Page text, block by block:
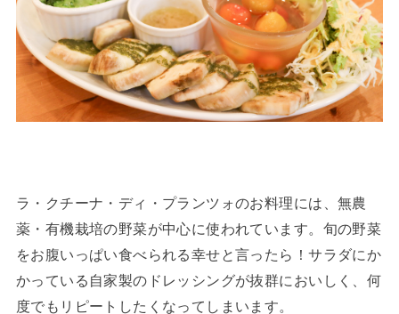
ラ・クチーナ・ディ・プランツォのお料理には、無農
薬・有機栽培の野菜が中心に使われています。旬の野菜
をお腹いっぱい食べられる幸せと言ったら！サラダにか
かっている自家製のドレッシングが抜群においしく、何
度でもリピートしたくなってしまいます。